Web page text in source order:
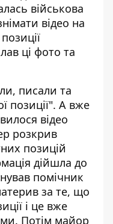
військова
відео на
ці фото та
писали та
позиції". А вже
відео
розкрив
позицій
дійшла до
помічник
за те, що
і це вже
Потім майор